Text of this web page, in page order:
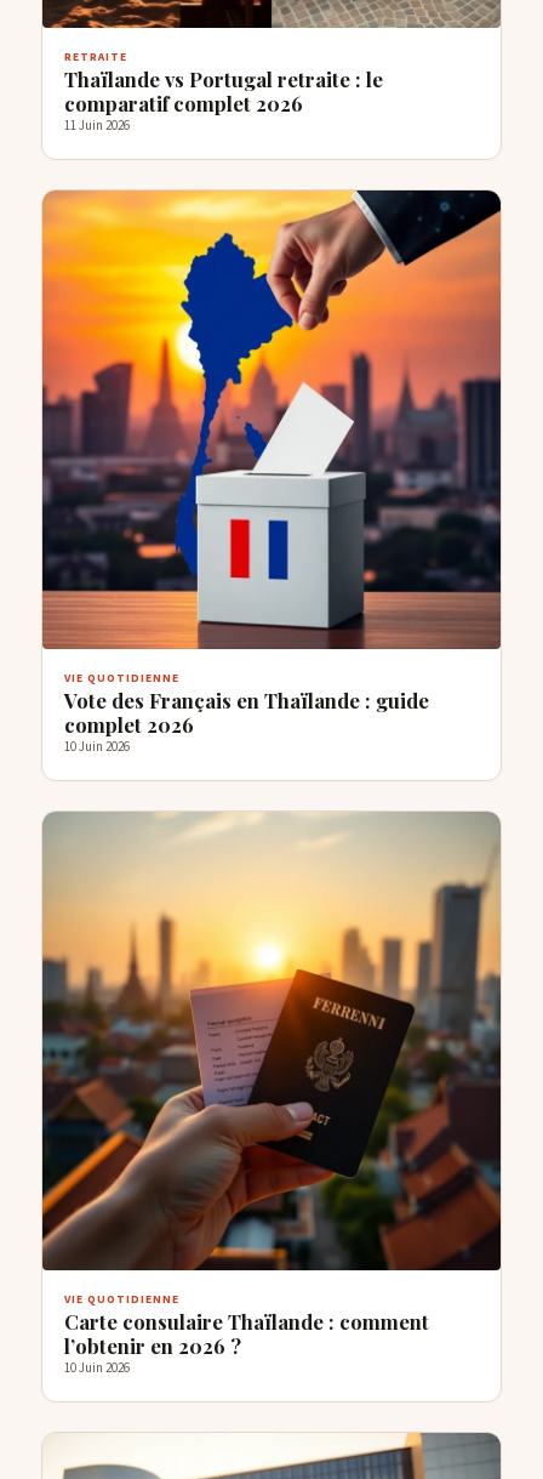
RETRAITE
Thaïlande vs Portugal retraite : le
comparatif complet 2026
11 Juin 2026
VIE QUOTIDIENNE
Vote des Français en Thaïlande : guide
complet 2026
10 Juin 2026
VIE QUOTIDIENNE
Carte consulaire Thaïlande : comment
l’obtenir en 2026 ?
10 Juin 2026